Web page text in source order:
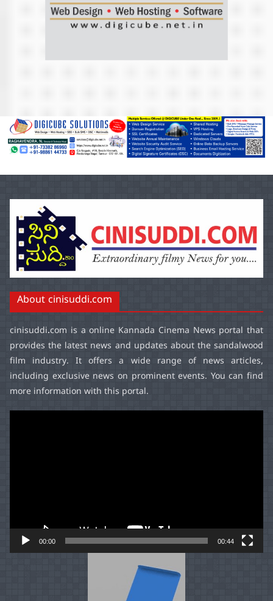
About cinisuddi.com
cinisuddi.com is a online Kannada Cinema News portal that
provides the latest news and updates about the sandalwood
film industry. It offers a wide range of news articles,
including exclusive news on prominent events. You can find
more information with this portal.
00:00 00:44